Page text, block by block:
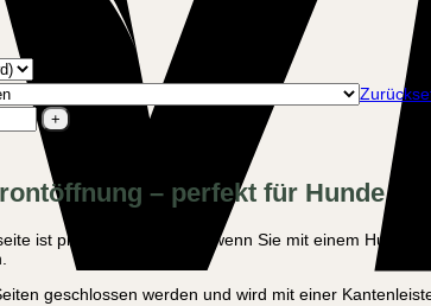
– perfekt für Hunde
ist praktisch, vor allem, wenn Sie mit einem Hund
geschlossen werden und wird mit einer